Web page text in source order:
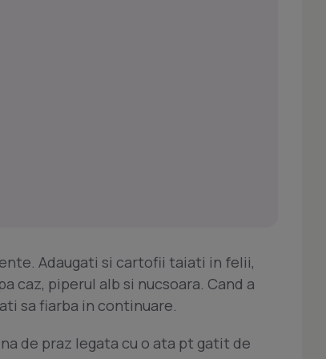
Adaugati si cartofii taiati in felii,
caz, piperul alb si nucsoara. Cand a
sa fiarba in continuare.
de praz legata cu o ata pt gatit de